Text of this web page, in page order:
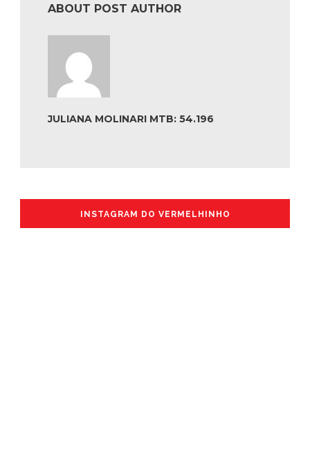
ABOUT POST AUTHOR
JULIANA MOLINARI MTB: 54.196
INSTAGRAM DO VERMELHINHO